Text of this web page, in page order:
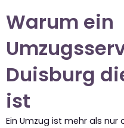
Warum ein
Duisburg
ist
Ein Umzug ist mehr als